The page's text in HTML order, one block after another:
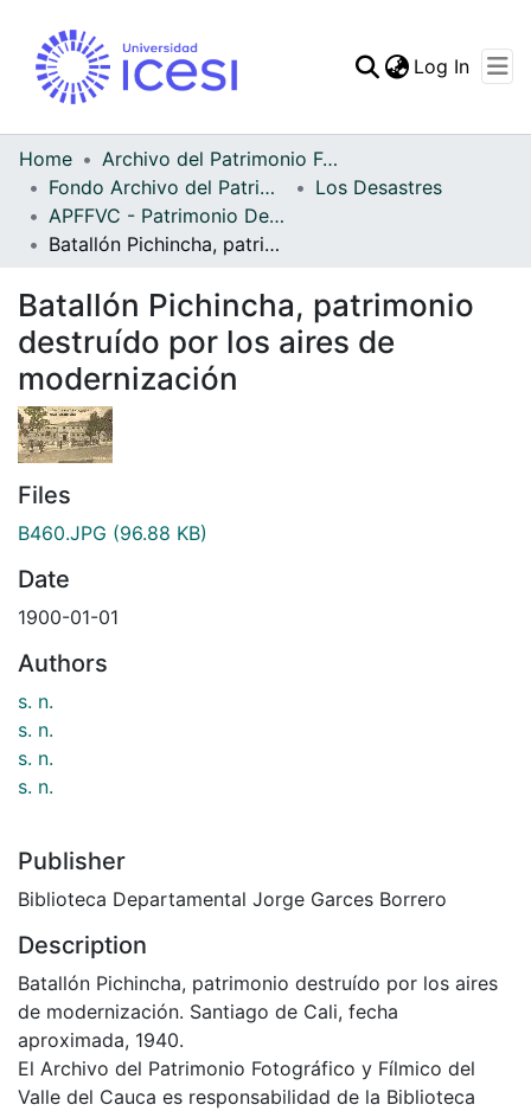
Statistics
Log In
Home
Archivo del Patrimonio Fotográfico y Fílmico del Valle del Cauca
Fondo Archivo del Patrimonio Fotográfico y Fílmico del Valle del Cauca
Los Desastres
APFFVC - Patrimonio Destruido - Patrimonial
Batallón Pichincha, patrimonio destruído por los aires de modernización
Batallón Pichincha, patrimonio
destruído por los aires de
modernización
Files
B460.JPG (96.88 KB)
Date
1900-01-01
Authors
s. n.
s. n.
s. n.
s. n.
Publisher
Biblioteca Departamental Jorge Garces Borrero
Description
Batallón Pichincha, patrimonio destruído por los aires
de modernización. Santiago de Cali, fecha
aproximada, 1940.
El Archivo del Patrimonio Fotográfico y Fílmico del
Valle del Cauca es responsabilidad de la Biblioteca